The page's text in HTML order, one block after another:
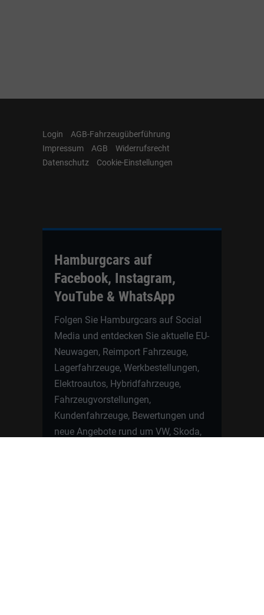
Login
AGB-Fahrzeugüberführung
Impressum
AGB
Widerrufsrecht
Datenschutz
Cookie-Einstellungen
Hamburgcars auf
Facebook, Instagram,
YouTube & WhatsApp
Folgen Sie Hamburgcars auf Social
Media und entdecken Sie aktuelle EU-
Neuwagen, Reimport Fahrzeuge,
Lagerfahrzeuge, Werkbestellungen,
Elektroautos, Hybridfahrzeuge,
Fahrzeugvorstellungen,
Kundenfahrzeuge, Bewertungen und
neue Angebote rund um VW, Skoda,